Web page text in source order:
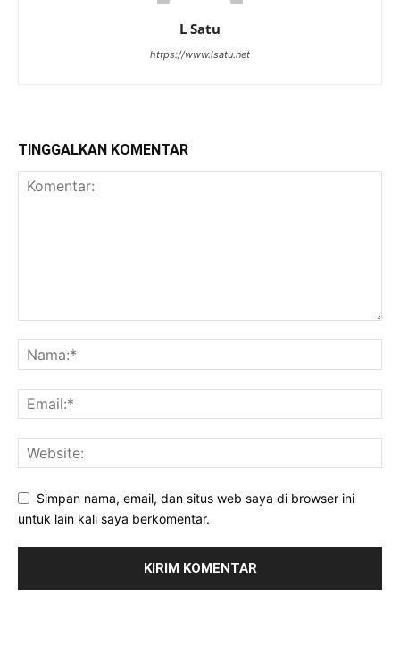
L Satu
https://www.lsatu.net
TINGGALKAN KOMENTAR
Simpan nama, email, dan situs web saya di browser ini
untuk lain kali saya berkomentar.